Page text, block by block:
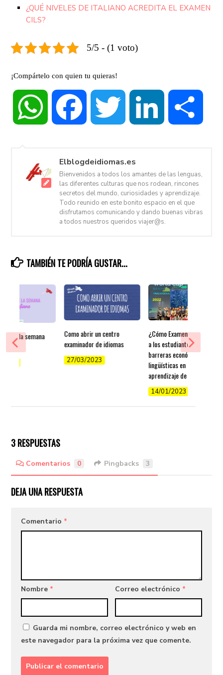
¿QUÉ NIVELES DE ITALIANO ACREDITA EL EXAMEN
CILS?
5/5 - (1 voto)
¡Compártelo con quien tu quieras!
WhatsApp Facebook Twitter LinkedIn
Elblogdeidiomas.es
Bienvenidos a todos los amantes de las lenguas,
las diferentes culturas que nos rodean, rincones
secretos del mundo, curiosidades y aprendizaje.
Todo reunido en este bonito espacio en el que
disfrutamos comunicando y dando buenas vibras
a todos nuestros queridos viajer@s.
TAMBIÉN TE PODRÍA GUSTAR...
Como abrir un centro
examinador de idiomas
27/03/2023
¿Cómo Examenexam ayuda
a los estudiantes a superar
barreras económicas y
lingüísticas en el
aprendizaje de idiomas?
14/01/2023
de la semana
3 RESPUESTAS
Comentarios 0 Pingbacks 3
DEJA UNA RESPUESTA
Comentario *
Nombre * Correo electrónico *
Guarda mi nombre, correo electrónico y web en
este navegador para la próxima vez que comente.